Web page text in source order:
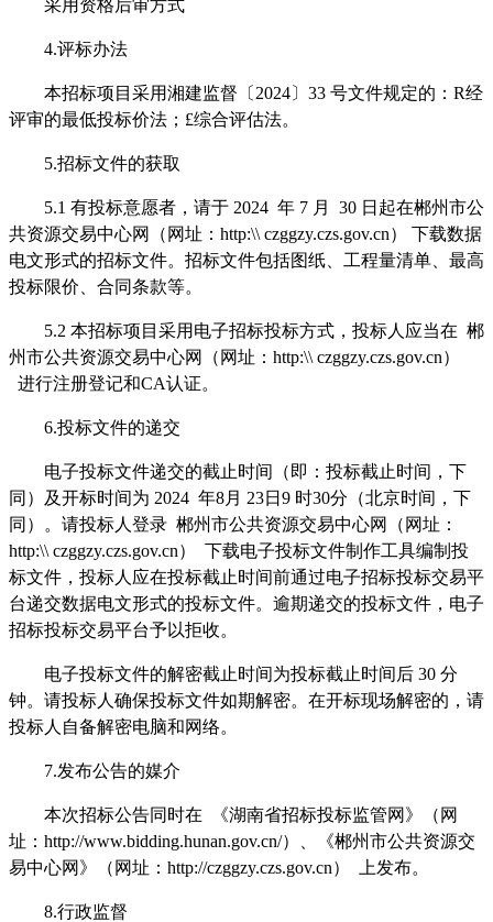
采用 资格后审方式
4.评标办法
本招标项目采用湘建监督 〔 2024〕 33 号文件规定的： R经
评审的最低投标价法； £综合评估法。
5.招标文件的获取
5.1 有投标意愿者，请于 2024 年 7 月 30 日 起在郴州市公
共资源交易中心网（网址： http:\\ czggzy.czs.gov.cn） 下载数据
电文形式的招标文件。招标文件包括图纸、工程量清单、最高
投标限价、合同条款等。
5.2 本招标项目采用电子招标投标方式，投标人应当在 郴
州市公共资源交易中心网（网址： http:\\ czggzy.czs.gov.cn）
进行注册登记和CA认证。
6.投标文件的递交
电子投标文件递交的截止时间（即：投标截止时间，下
同）及开标时间为 2024 年8月 23日 9 时30分 （北京时间，下
同）
。请投标人登录 郴州市公共资源交易中心网（网址：
http:\\ czggzy.czs.gov.cn） 下载电子投标文件制作工具编制投
标文件， 投标人应在投标截止时间前通过电子招标投标交易平
台递交数据电文形式的投标文件。逾期递交的投标文件， 电子
招标投标交易平台予以拒收。
电子投标文件的解密截止时间为投标截止时间后 30 分
钟。请投标人确保投标文件如期解密。在开标现场解密的，请
投标人自备解密电脑和网络。
7.发布公告的媒介
本次招标公告同时在
《湖南省招标投标监管网》（网
址： http://www.bidding.hunan.gov.cn/）、《郴州市公共资源交
易中心网》（网址： http://czggzy.czs.gov.cn） 上发布。
8.行政监督